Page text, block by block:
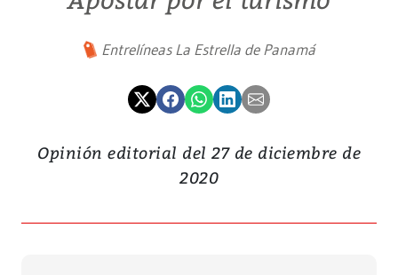
Entrelíneas La Estrella de Panamá
Opinión editorial del 27 de diciembre de
2020